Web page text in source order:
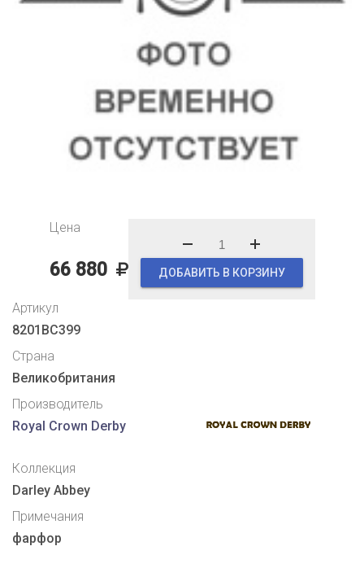
Цена
66 880 ДОБАВИТЬ В КОРЗИНУ
Артикул
8201BC399
Страна
Великобритания
Производитель
Royal Crown Derby
Коллекция
Darley Abbey
Примечания
фарфор